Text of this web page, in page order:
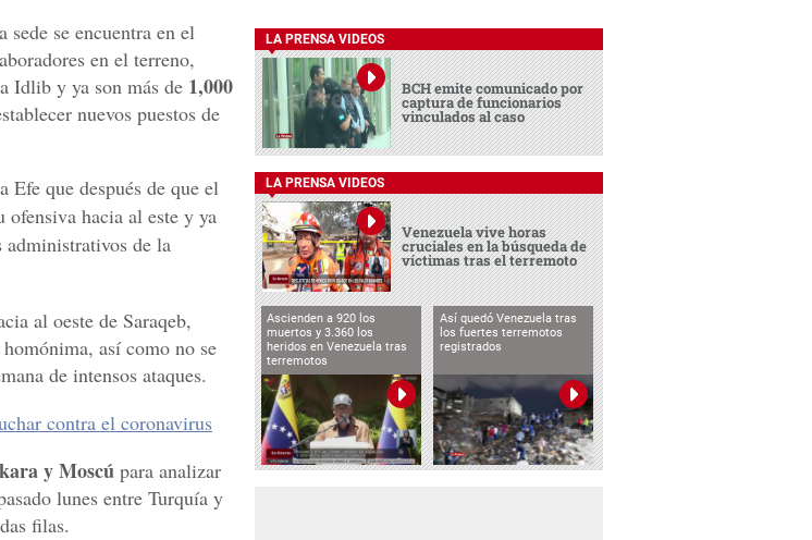
sede se encuentra en el
en el terreno,
Idlib y ya son más de 1,000
nuevos puestos de
que después de que el
ofensiva hacia al este y ya
de la
al oeste de Saraqeb,
así como no se
de intensos ataques.
contra el coronavirus
y Moscú para analizar
lunes entre Turquía y
filas.
LA PRENSA VIDEOS
BCH emite comunicado por
captura de funcionarios
vinculados al caso
LA PRENSA VIDEOS
Venezuela vive horas
cruciales en la búsqueda de
víctimas tras el terremoto
Ascienden a 920 los
muertos y 3.360 los
heridos en Venezuela tras
terremotos
Así quedó Venezuela tras
los fuertes terremotos
registrados